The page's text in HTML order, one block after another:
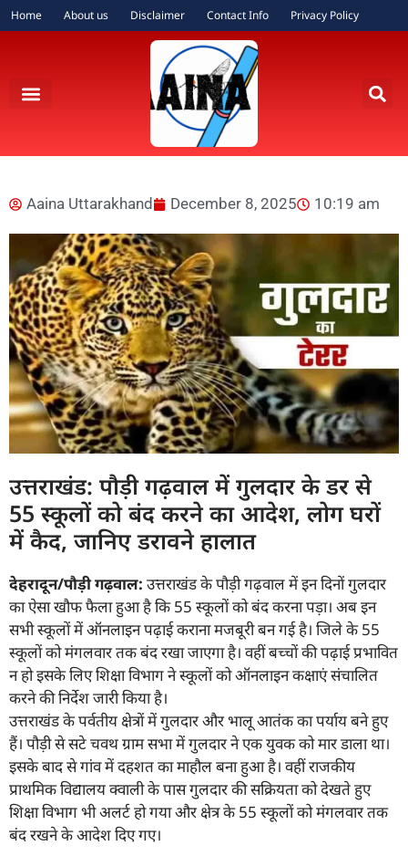
Home About us Disclaimer Contact Info Privacy Policy
Aaina Uttarakhand December 8, 2025 10:19 am
उत्तराखंड: पौड़ी गढ़वाल में गुलदार के डर से
55 स्कूलों को बंद करने का आदेश, लोग घरों
में कैद, जानिए डरावने हालात
देहरादून/पौड़ी गढ़वाल: उत्तराखंड के पौड़ी गढ़वाल में इन दिनों गुलदार
का ऐसा खौफ फैला हुआ है कि 55 स्कूलों को बंद करना पड़ा। अब इन
सभी स्कूलों में ऑनलाइन पढ़ाई कराना मजबूरी बन गई है। जिले के 55
स्कूलों को मंगलवार तक बंद रखा जाएगा है। वहीं बच्चों की पढ़ाई प्रभावित
न हो इसके लिए शिक्षा विभाग ने स्कूलों को ऑनलाइन कक्षाएं संचालित
करने की निर्देश जारी किया है।
उत्तराखंड के पर्वतीय क्षेत्रों में गुलदार और भालू आतंक का पर्याय बने हुए
हैं। पौड़ी से सटे चवथ ग्राम सभा में गुलदार ने एक युवक को मार डाला था।
इसके बाद से गांव में दहशत का माहौल बना हुआ है। वहीं राजकीय
प्राथमिक विद्यालय क्वाली के पास गुलदार की सक्रियता को देखते हुए
शिक्षा विभाग भी अलर्ट हो गया और क्षेत्र के 55 स्कूलों को मंगलवार तक
बंद रखने के आदेश दिए गए।